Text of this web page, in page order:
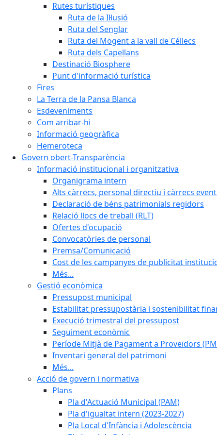
Rutes turístiques
Ruta de la Il·lusió
Ruta del Senglar
Ruta del Mogent a la vall de Céllecs
Ruta dels Capellans
Destinació Biosphere
Punt d'informació turística
Fires
La Terra de la Pansa Blanca
Esdeveniments
Com arribar-hi
Informació geogràfica
Hemeroteca
Govern obert-Transparència
Informació institucional i organitzativa
Organigrama intern
Alts càrrecs, personal directiu i càrrecs
Declaració de béns patrimonials regidors
Relació llocs de treball (RLT)
Ofertes d'ocupació
Convocatòries de personal
Premsa/Comunicació
Cost de les campanyes de publicitat
Més...
Gestió econòmica
Pressupost municipal
Estabilitat pressupostària i sostenibilitat
Execució trimestral del pressupost
Seguiment econòmic
Període Mitjà de Pagament a Proveïdors
Inventari general del patrimoni
Més...
Acció de govern i normativa
Plans
Pla d'Actuació Municipal (PAM)
Pla d'igualtat intern (2023-2027)
Pla Local d'Infància i Adolescència